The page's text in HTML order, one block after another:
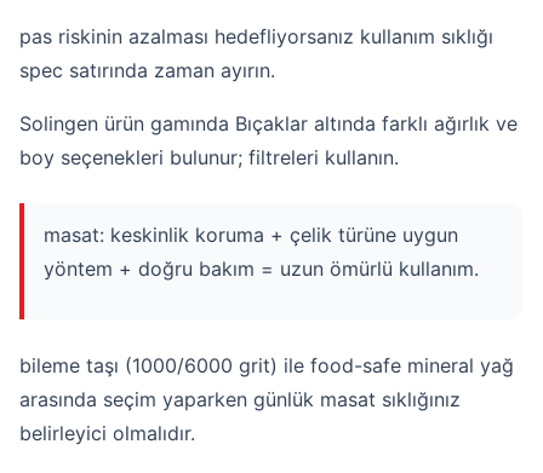
pas riskinin azalması hedefliyorsanız kullanım sıklığı
spec satırında zaman ayırın.
Solingen ürün gamında Bıçaklar altında farklı ağırlık ve
boy seçenekleri bulunur; filtreleri kullanın.
masat: keskinlik koruma + çelik türüne uygun
yöntem + doğru bakım = uzun ömürlü kullanım.
bileme taşı (1000/6000 grit) ile food-safe mineral yağ
arasında seçim yaparken günlük masat sıklığınız
belirleyici olmalıdır.